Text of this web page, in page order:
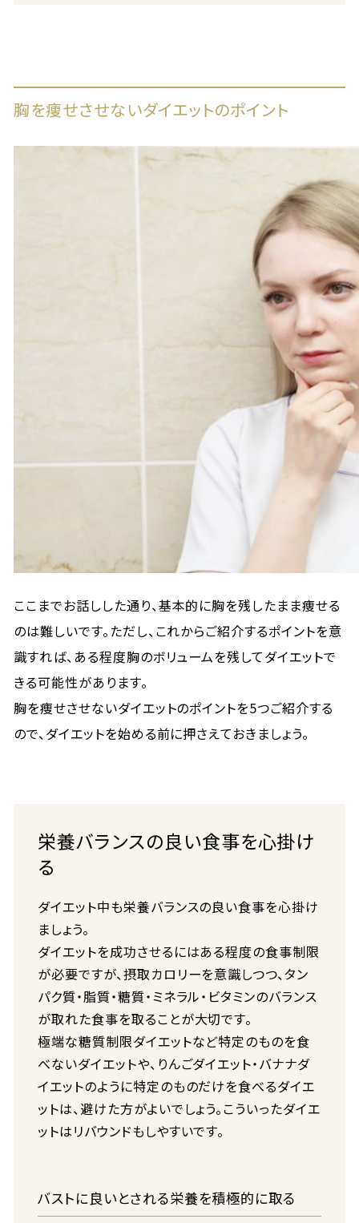
胸を痩せさせないダイエットのポイント
ここまでお話しした通り、基本的に胸を残したまま痩せる
のは難しいです。ただし、これからご紹介するポイントを意
識すれば、ある程度胸のボリュームを残してダイエットで
きる可能性があります。
胸を痩せさせないダイエットのポイントを5つご紹介する
ので、ダイエットを始める前に押さえておきましょう。
栄養バランスの良い食事を心掛け
る
ダイエット中も栄養バランスの良い食事を心掛け
ましょう。
ダイエットを成功させるにはある程度の食事制限
が必要ですが、摂取カロリーを意識しつつ、タン
パク質・脂質・糖質・ミネラル・ビタミンのバランス
が取れた食事を取ることが大切です。
極端な糖質制限ダイエットなど特定のものを食
べないダイエットや、りんごダイエット・バナナダ
イエットのように特定のものだけを食べるダイエ
ットは、避けた方がよいでしょう。こういったダイエ
ットはリバウンドもしやすいです。
バストに良いとされる栄養を積極的に取る